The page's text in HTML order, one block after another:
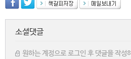
소셜댓글
원하는 계정으로 로그인 후 댓글을 작성